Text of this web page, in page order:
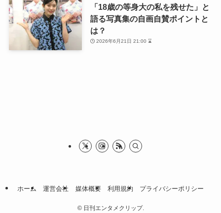
「18歳の等身大の私を残せた」と
語る写真集の自画自賛ポイントと
は？
2026年6月21日 21:00 ⌛
ホーム 運営会社 媒体概要 利用規約 プライバシーポリシー
©日刊エンタメクリップ.